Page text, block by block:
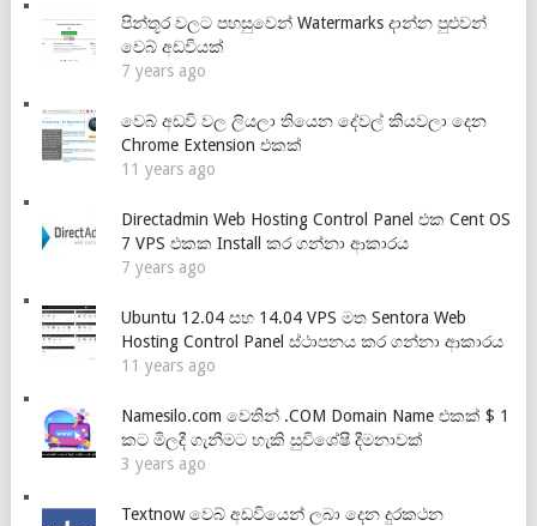
පින්තූර වලට පහසුවෙන් Watermarks දාන්න පුළුවන්
වෙබ් අඩවියක්
7 years ago
වෙබ් අඩවි වල ලියලා තියෙන දේවල් කියවලා දෙන
Chrome Extension එකක්
11 years ago
Directadmin Web Hosting Control Panel එක Cent OS
7 VPS එකක Install කර ගන්නා ආකාරය
7 years ago
Ubuntu 12.04 සහ 14.04 VPS මත Sentora Web
Hosting Control Panel ස්ථාපනය කර ගන්නා ආකාරය
11 years ago
Namesilo.com වෙතින් .COM Domain Name එකක් $ 1
කට මිලදී ගැනීමට හැකි සුවිශේෂී දීමනාවක්
3 years ago
Textnow වෙබ් අඩවියෙන් ලබා දෙන දුරකථන